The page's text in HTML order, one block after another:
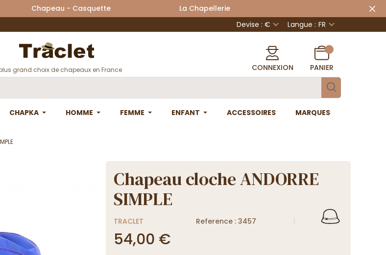
2026 Chapeau - Casquette La Chapellerie
Devise : € Langue : FR
grand choix de chapeaux en France CONNEXION PANIER
CHAPKA HOMME FEMME ENFANT ACCESSOIRES MARQUES
Chapeau cloche ANDORRE
SIMPLE
TRACLET Reference : 3457
54,00 €